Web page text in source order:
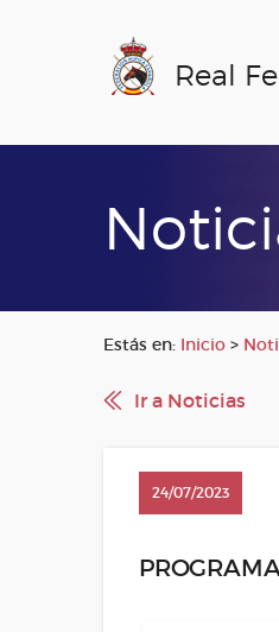
Real
Estás en: Inicio >
Ir a Noticias
24/07/2023